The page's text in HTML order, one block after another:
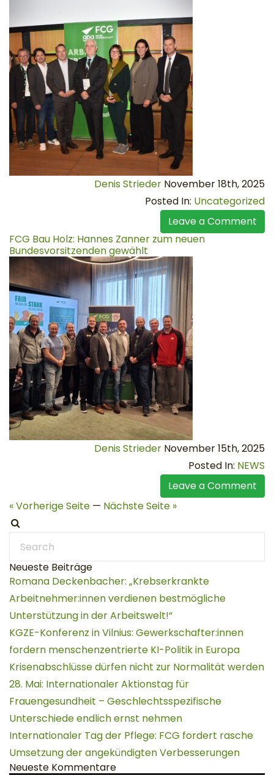
Denis Strieder November 18th, 2025
Posted In: Uncategorized
Leave a Comment
FCG Bau Holz: Hannes Zanner zum neuen
Bundesvorsitzenden gewählt
Denis Strieder November 15th, 2025
Posted In: NEWS
Leave a Comment
« Vorherige Seite — Nächste Seite »
Neueste Beiträge
Romana Deckenbacher: „Krebserkrankte
Arbeitnehmer:innen verdienen bestmögliche
Unterstützung in der Arbeitswelt!“
KGZE-Konferenz in Vilnius: Gewerkschafter:innen
fordern menschenzentrierte KI-Politik in Europa
Krisenabschlüsse dürfen nicht zur Normalität werden
28. Mai: Internationaler Aktionstag für
Frauengesundheit – Geschlechtsspezifische
Unterschiede endlich ernst nehmen
Internationaler Tag der Pflege: FCG fordert rasche
Umsetzung der angekündigten Verbesserungen
Neueste Kommentare